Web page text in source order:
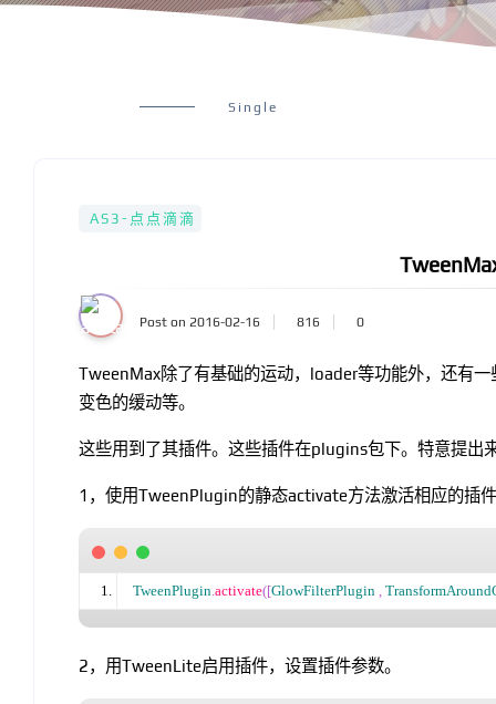
Single
AS3-点点滴滴
Post on 2016-02-16 816 0
TweenMax除了有基础的运动，loader等功能外，还有
变色的缓动等。
这些用到了其插件。这些插件在plugins包下。特意提出
1，使用TweenPlugin的静态activate方法激活相应的插件
TweenPlugin.activate([GlowFilterPlugin ,
2，用TweenLite启用插件，设置插件参数。